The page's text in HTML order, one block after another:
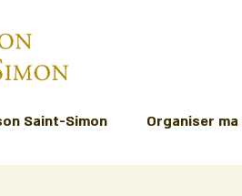
Saint-Simon Organiser